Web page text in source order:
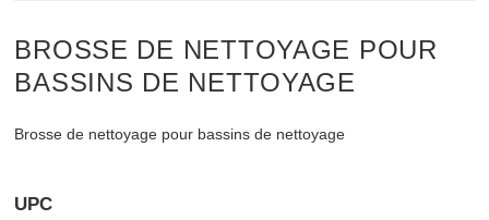
BROSSE DE NETTOYAGE POUR
BASSINS DE NETTOYAGE
Brosse de nettoyage pour bassins de nettoyage
UPC